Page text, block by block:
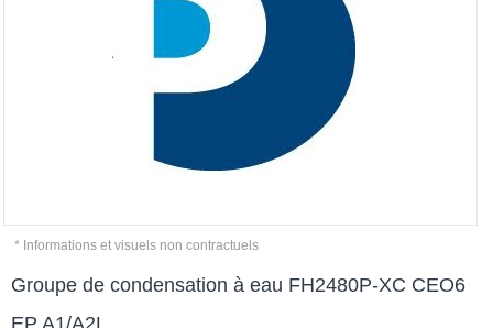
* Informations et visuels non contractuels
Groupe de condensation à eau FH2480P-XC CEO6
EP A1/A2L